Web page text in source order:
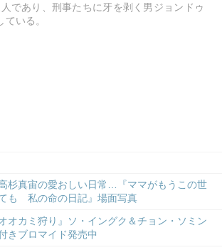
であり、刑事たちに牙を剥く男ジョンドゥ
いる。
杉真宙の愛おしい日常…『ママがもうこの世
も 私の命の日記』場面写真
オカミ狩り』ソ・イングク＆チョン・ソミン
きブロマイド発売中